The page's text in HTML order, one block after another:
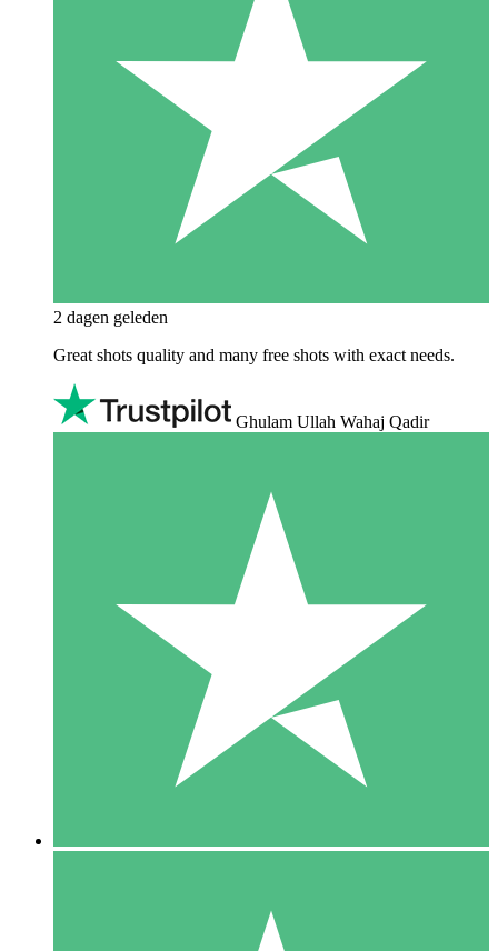
2 dagen geleden
Great shots quality and many free shots with exact needs.
Ghulam Ullah Wahaj Qadir